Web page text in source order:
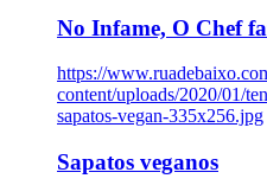
No Infame, O Chef
https://
content/uploads/2020/01/
sapatos-vegan-335x256.jpg
Sapatos veganos